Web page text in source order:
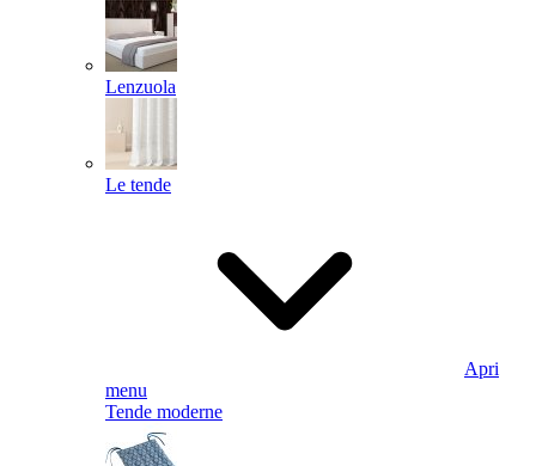
Lenzuola
Le tende
Apri
menu
Tende moderne